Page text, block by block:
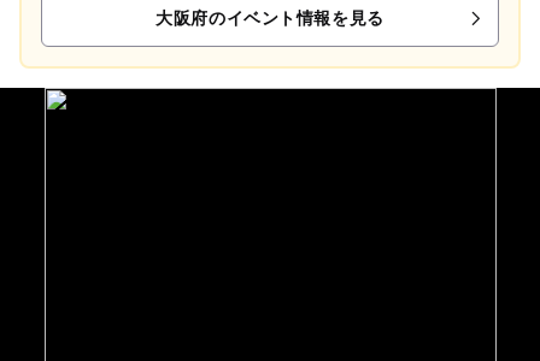
大阪府のイベント情報を見る